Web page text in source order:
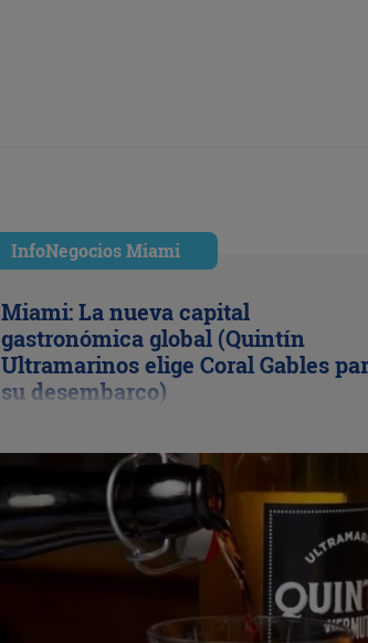
InfoNegocios Miami
Miami: La nueva capital
gastronómica global (Quintín
Ultramarinos elige Coral Gables
su desembarco)